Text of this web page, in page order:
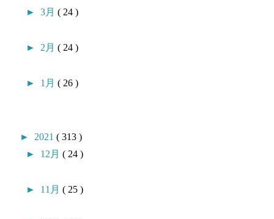
►3月( 24 )
► 2月( 24 )
► 1月( 26 )
► 2021( 313 )
► 12月( 24 )
► 11月( 25 )